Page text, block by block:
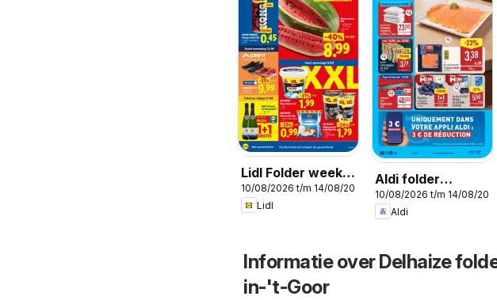
Lidl Folder week
33
10/08/2026 t/m 14/08/2026
Lidl
Aldi folder
semaine 33
10/08/2026 t/m 14/08/2026
Aldi
Informatie over Delhaize
in-'t-Goor